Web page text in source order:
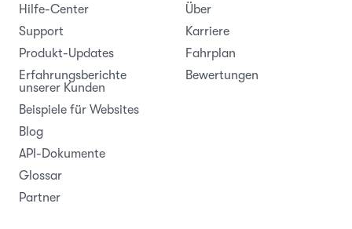
Hilfe-Center
Support
Produkt-Updates
Erfahrungsberichte
unserer Kunden
Beispiele für Websites
Blog
API-Dokumente
Glossar
Partner
Über
Karriere
Fahrplan
Bewertungen